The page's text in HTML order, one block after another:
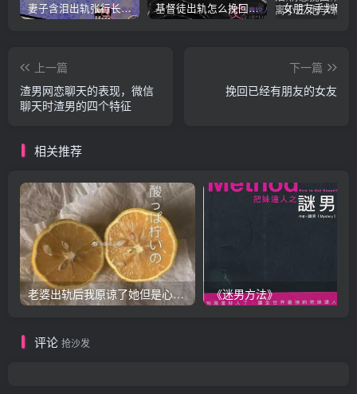
妻子含泪出轨张行长 她说全都是因为家中 基督徒出轨怎么挽回婚姻(基督徒面对出轨婚姻)
上一篇
渣男网恋聊天的表现，微信
聊天时渣男的四个特征
下一篇
挽回已经有朋友的女友
相关推荐
老婆出轨后我原谅了她但是心里放不下怎么办？ 《迷男方法》
评论 抢沙发